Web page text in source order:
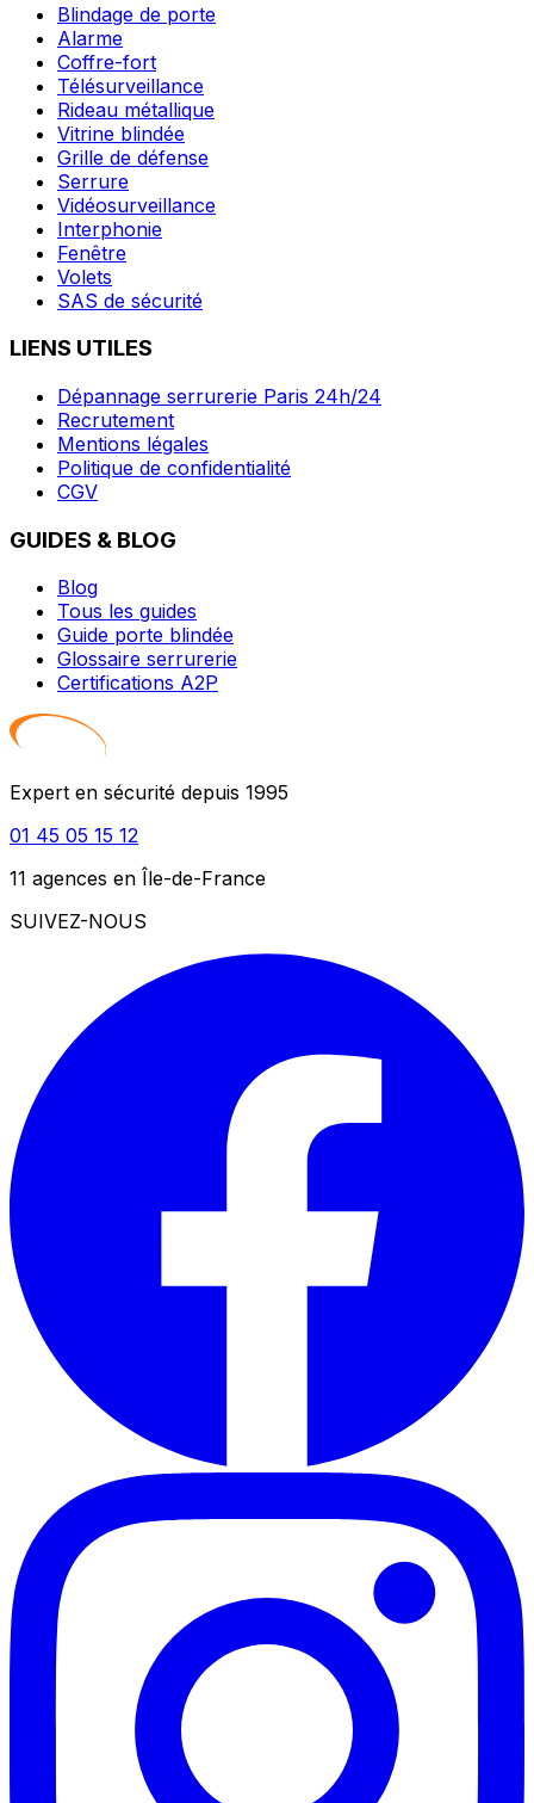
Blindage de porte
Alarme
Coffre-fort
Télésurveillance
Rideau métallique
Vitrine blindée
Grille de défense
Serrure
Vidéosurveillance
Interphonie
Fenêtre
Volets
SAS de sécurité
LIENS UTILES
Dépannage serrurerie Paris 24h/24
Recrutement
Mentions légales
Politique de confidentialité
CGV
GUIDES & BLOG
Blog
Tous les guides
Guide porte blindée
Glossaire serrurerie
Certifications A2P
Expert en sécurité depuis 1995
01 45 05 15 12
11 agences en Île-de-France
SUIVEZ-NOUS